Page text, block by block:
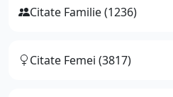
Citate Familie (1236)
Citate Femei (3817)